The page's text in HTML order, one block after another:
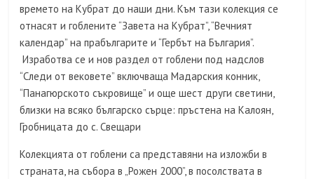
времето на Кубрат до наши дни. Към тази колекция се
отнасят и гоблените “Завета на Кубрат”, “Вечният
календар” на прабългарите и “Гербът на България”.
Изработва се и нов раздел от гоблени под надслов
“Следи от вековете” включваща Мадарския конник,
“Панагюрското съкровище” и още шест други светини,
близки на всяко българско сърце: пръстена на Калоян,
Гробницата до с. Свещари
Колекцията от гоблени са представяни на изложби в
страната, на събора в „Рожен 2000”, в посолствата в